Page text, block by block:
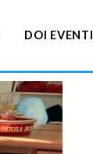
DOI EVENTI